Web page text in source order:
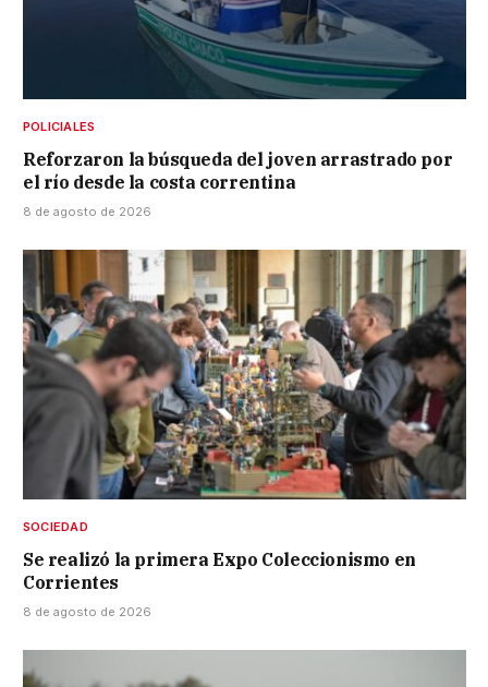
POLICIALES
Reforzaron la búsqueda del joven arrastrado por
el río desde la costa correntina
8 de agosto de 2026
SOCIEDAD
Se realizó la primera Expo Coleccionismo en
Corrientes
8 de agosto de 2026